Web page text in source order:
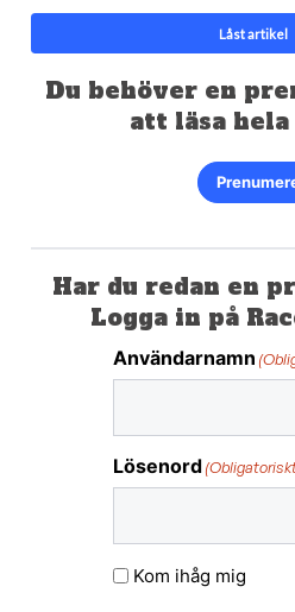
Låst artikel
Du behöver en
att läsa
Har du redan en
Logga in på
Användarnamn
Lösenord
Kom ihåg mig